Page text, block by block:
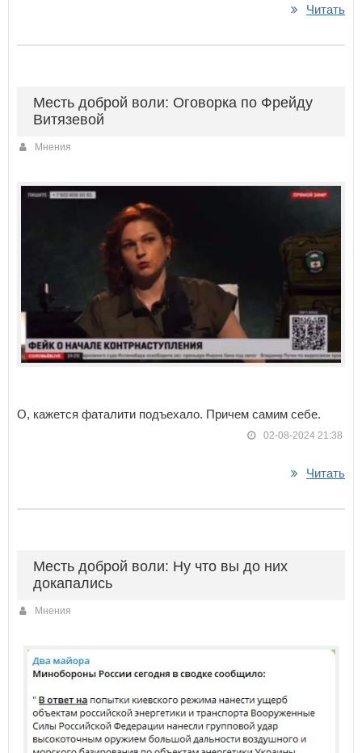
Читать
Месть доброй воли: Оговорка по Фрейду
Витязевой
Мнения
О, кажется фаталити подъехало. Причем самим себе.
02-08-2024 21:38
Читать
Месть доброй воли: Ну что вы до них
докапались
Мнения